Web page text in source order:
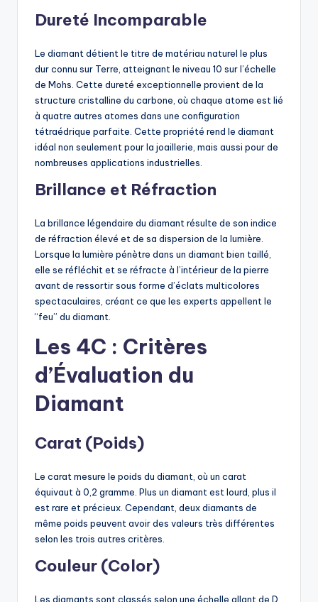
Dureté Incomparable
Le diamant détient le titre de matériau naturel le plus
dur connu sur Terre, atteignant le niveau 10 sur l’échelle
de Mohs. Cette dureté exceptionnelle provient de la
structure cristalline du carbone, où chaque atome est lié
à quatre autres atomes dans une configuration
tétraédrique parfaite. Cette propriété rend le diamant
idéal non seulement pour la joaillerie, mais aussi pour de
nombreuses applications industrielles.
Brillance et Réfraction
La brillance légendaire du diamant résulte de son indice
de réfraction élevé et de sa dispersion de la lumière.
Lorsque la lumière pénètre dans un diamant bien taillé,
elle se réfléchit et se réfracte à l’intérieur de la pierre
avant de ressortir sous forme d’éclats multicolores
spectaculaires, créant ce que les experts appellent le
“feu” du diamant.
Les 4C : Critères
d’Évaluation du
Diamant
Carat (Poids)
Le carat mesure le poids du diamant, où un carat
équivaut à 0,2 gramme. Plus un diamant est lourd, plus il
est rare et précieux. Cependant, deux diamants de
même poids peuvent avoir des valeurs très différentes
selon les trois autres critères.
Couleur (Color)
Les diamants sont classés selon une échelle allant de D